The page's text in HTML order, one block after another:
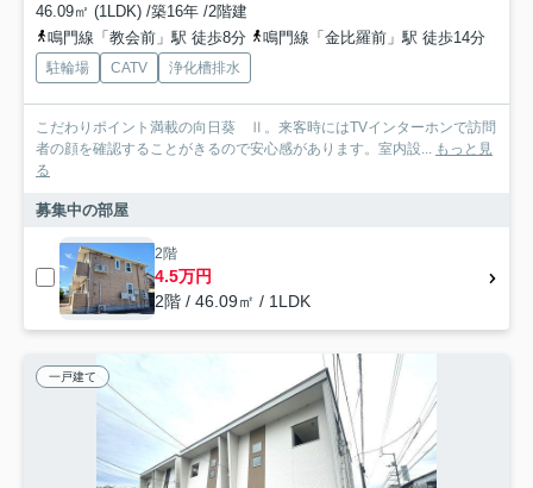
46.09㎡ (1LDK) /築16年 /2階建
鳴門線「教会前」駅 徒歩8分
鳴門線「金比羅前」駅 徒歩14分
駐輪場 CATV 浄化槽排水
こだわりポイント満載の向日葵 Ⅱ。来客時にはTVインターホンで訪問
者の顔を確認することがきるので安心感があります。室内設...
もっと見
る
募集中の部屋
2階
4.5万円
2階 / 46.09㎡ / 1LDK
一戸建て